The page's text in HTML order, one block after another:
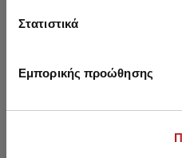
Στατιστικά
Εμπορικής προώθησης
Waffle Men's Pyjama Set
33,50 €